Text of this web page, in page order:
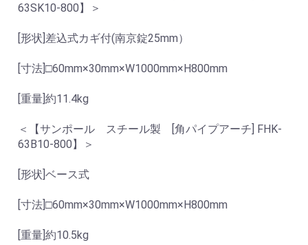
63SK10-800】＞
[形状]差込式カギ付(南京錠25mm）
[寸法]□60mm×30mm×W1000mm×H800mm
[重量]約11.4kg
＜【サンポール スチール製 [角パイプアーチ] FHK-
63B10-800】＞
[形状]ベース式
[寸法]□60mm×30mm×W1000mm×H800mm
[重量]約10.5kg